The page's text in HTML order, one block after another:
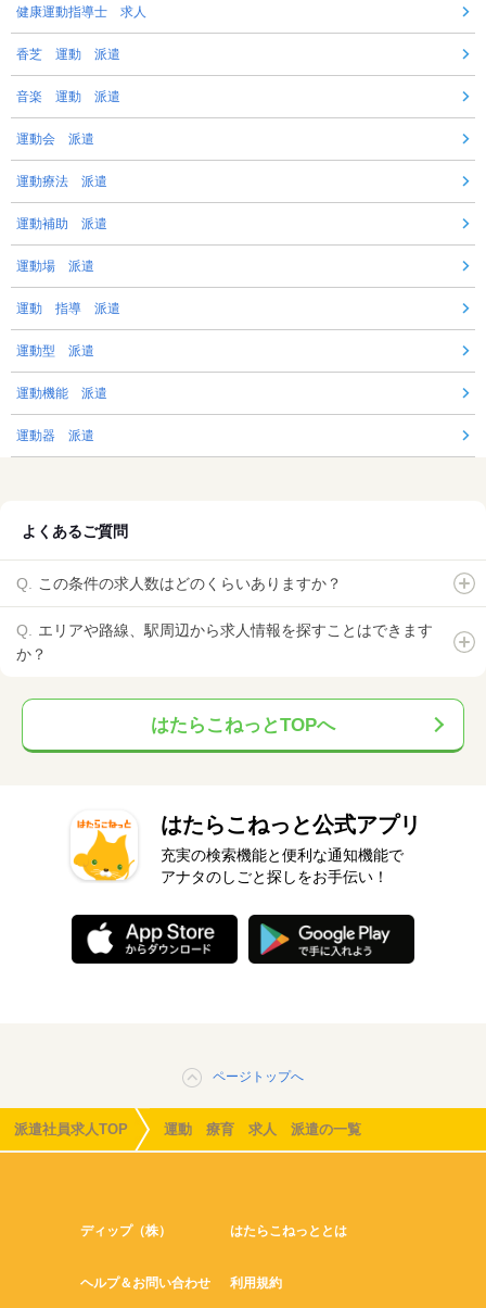
健康運動指導士 求人
香芝 運動 派遣
音楽 運動 派遣
運動会 派遣
運動療法 派遣
運動補助 派遣
運動場 派遣
運動 指導 派遣
運動型 派遣
運動機能 派遣
運動器 派遣
よくあるご質問
この条件の求人数はどのくらいありますか？
エリアや路線、駅周辺から求人情報を探すことはできます
か？
はたらこねっとTOPへ
はたらこねっと公式アプリ
充実の検索機能と便利な通知機能で
アナタのしごと探しをお手伝い！
ページトップへ
派遣社員求人TOP 運動 療育 求人 派遣の一覧
ディップ（株） はたらこねっととは
ヘルプ＆お問い合わせ 利用規約